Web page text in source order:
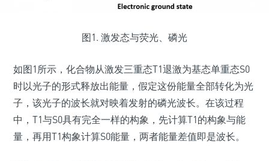
图1. 激发态与荧光、磷光
如图1所示，化合物从激发三重态T1退激为基态单重态S0
时以光子的形式释放出能量，假定这份能量全部转化为光
子，该光子的波长就对映着发射的磷光波长。在该过程
中，T1与S0具有完全一样的构象，先计算T1的构象与能
量，再用T1构象计算S0能量，两者能量差值即是波长。